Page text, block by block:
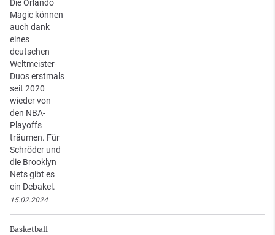
Die Orlando
Magic können
auch dank
eines
deutschen
Weltmeister-
Duos erstmals
seit 2020
wieder von
den NBA-
Playoffs
träumen. Für
Schröder und
die Brooklyn
Nets gibt es
ein Debakel.
15.02.2024
Basketball